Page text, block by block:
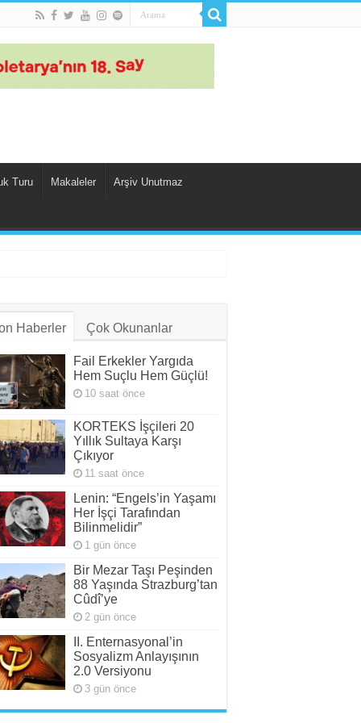
Turu Makaleler Arşiv Unutmaz
Haberler Çok Okunanlar
Fail Erkekler Yargıda
Hem Suçlu Hem Güçlü!
10 saat önce
KORTEKS İşçileri 20
Yıllık Sultaya Karşı
Çıkıyor
11 saat önce
Lenin: “Engels’in Yaşamı
Her İşçi Tarafından
Bilinmelidir”
1 gün önce
Bir Mezar Taşı Peşinden
88 Yaşında Strazburg’tan
Cûdî’ye
2 gün önce
II. Enternasyonal’in
Sosyalizm Anlayışının
2.0 Versiyonu
3 gün önce